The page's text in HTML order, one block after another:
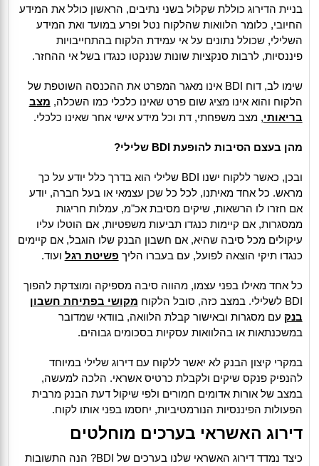
בניית הדירוג כוללת שקלול בשני נתיבים, הראשון כולל את המידע
החיובי, כלומר הלוואות שהלקוח נטל ופרע במועד ואת המידע
השלילי, שכולל נתונים על אי עמידת הלקוח בהתחייבויות
פיננסיות, לרבות סנקציות שונות שננקטו כנגדו בשל אי ההחזר.
שימו לב, דוח BDI אינו מאגר המפרט את ההכנסה השוטפת של
הלקוח והוא אינו מציג שום פרט שאינו כלכלי כמו השכלה, מצב
בריאותי, מצב משפחתי, דת וכל מידע אישי אחר שאינו כלכלי.
מהן בעצם הסיבות להופעת BDI שלילי?
ובכן, כאשר ללקוח ישנו BDI שלילי הוא בדרך כלל יודע על כך
מראש. כל אחד מאיתנו, לכל כל שכן עצמאי או בעל חברה, יודע
אם חזרו לו הרשאות, שיקים מסיבת אכ"מ, עמלות חריגות
ממסגרות, אם קיימות כנגדו תביעות משפטיות, אם הוטלו עליו
עיקולים מכל סיבה שהיא, אם חשבון הבנק שלו הוגבל, אם קיימים
כנגדו תיקי הוצאה לפועל, עם בעברו הליך פשיטת רגל ועוד.
כל אחד מאילו בפני עצמו, מהווה סיבה מספיקה ומוצדקת להפוך
BDI לשלילי. במצב כזה, סובל הלקוח
מקושי בפתיחת חשבון
בנק עם מסגרות ובאישור קבלת הלוואה, בוודאי שמדובר
במשכנתאות או בהלוואות עסקיות בסכומים גבוהים.
במקרי קיצון הבנק לא יאשר ללקוח עם דירוג שלילי במיוחד
להנפיק פנקס שיקים ולקבלת כרטיס אשראי. הלכה למעשה,
במצב של אורות אדומים חמורים ולפי שיקול דעת הבנק מרבית
הפעולות הפיננסיות הנורמטיביות, יחסמו בפני אותו לקוח.
דירוג האשראי בערכים מוחלטים
כיצד נמדד דירוג האשראי שלנו בערכים של BDI? הנה התשובות